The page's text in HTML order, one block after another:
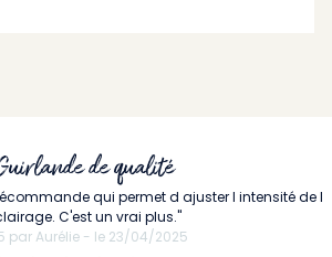
de qualité
qui permet d ajuster l intensité de l
C'est un vrai plus."
par Aurélie - le 23/04/2025